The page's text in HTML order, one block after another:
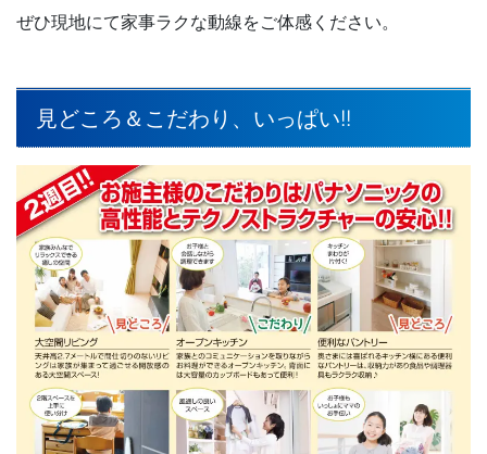
ぜひ現地にて家事ラクな動線をご体感ください。
見どころ＆こだわり、いっぱい!!